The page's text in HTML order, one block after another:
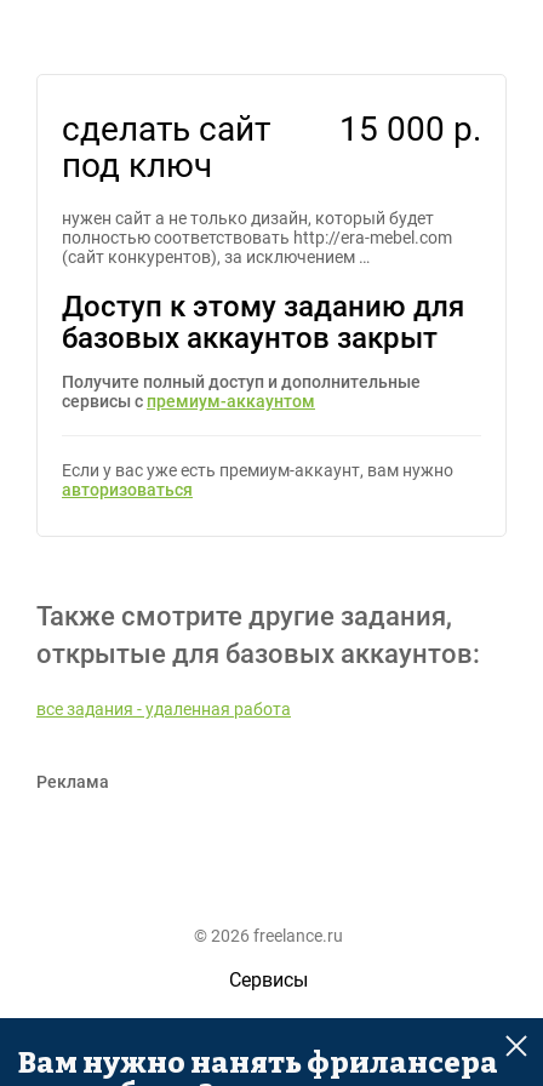
сделать сайт
под ключ
15 000 р.
нужен сайт а не только дизайн, который будет
полностью соответствовать http://era-mebel.com
(сайт конкурентов), за исключением …
Доступ к этому заданию для
базовых аккаунтов закрыт
Получите полный доступ и дополнительные
сервисы с премиум-аккаунтом
Если у вас уже есть премиум-аккаунт, вам нужно
авторизоваться
Также смотрите другие задания,
открытые для базовых аккаунтов:
все задания - удаленная работа
Реклама
© 2026 freelance.ru
Сервисы
Помощь
Поиск
Вам нужно нанять фрилансера